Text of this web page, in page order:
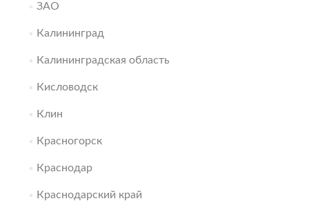
ЗАО
Калининград
Калининградская область
Кисловодск
Клин
Красногорск
Краснодар
Краснодарский край